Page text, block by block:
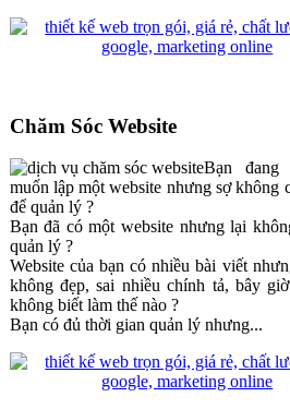
Chăm Sóc Website
Bạn đang
muốn lập một website nhưng sợ không
để quản lý ?
Bạn đã có một website nhưng lại
quản lý ?
Website của bạn có nhiều bài viết
không đẹp, sai nhiều chính tả, bây
không biết làm thế nào ?
Bạn có đủ thời gian quản lý nhưng...